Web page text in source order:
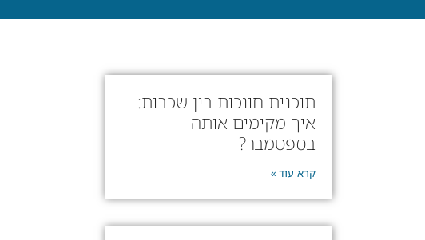
תוכנית חונכות בין שכבות:
איך מקימים אותה
בספטמבר?
קרא עוד »